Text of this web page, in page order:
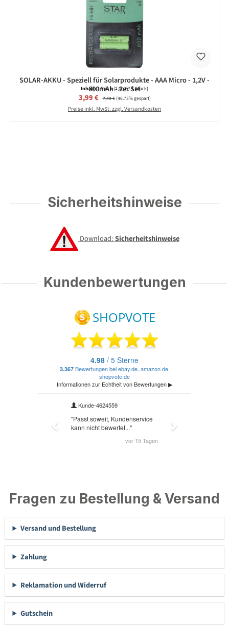
SOLAR-AKKU - Speziell für Solarprodukte - AAA Micro - 1,2V -
600mAh - 2er Set
Inhalt:2 Stück(2,00 € / 1 Stück)
Verkaufspreis:
3,99 € Regulärer Preis:
7,49 €(46.73% gespart)
Preise inkl. MwSt. zzgl. Versandkosten
Sicherheitshinweise
Download:Sicherheitshinweise
Kundenbewertungen
Fragen zu Bestellung & Versand
Versand und Bestellung
Zahlung
Reklamation und Widerruf
Gutschein